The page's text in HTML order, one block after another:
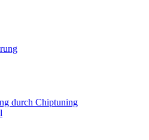
durch Chiptuning